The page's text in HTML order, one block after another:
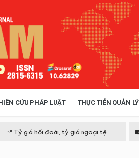
CỨU PHÁP LUẬT THỰC TIỄN QUẢN LÝ
Tỷ giá hối đoái, tỷ giá ngoại tệ